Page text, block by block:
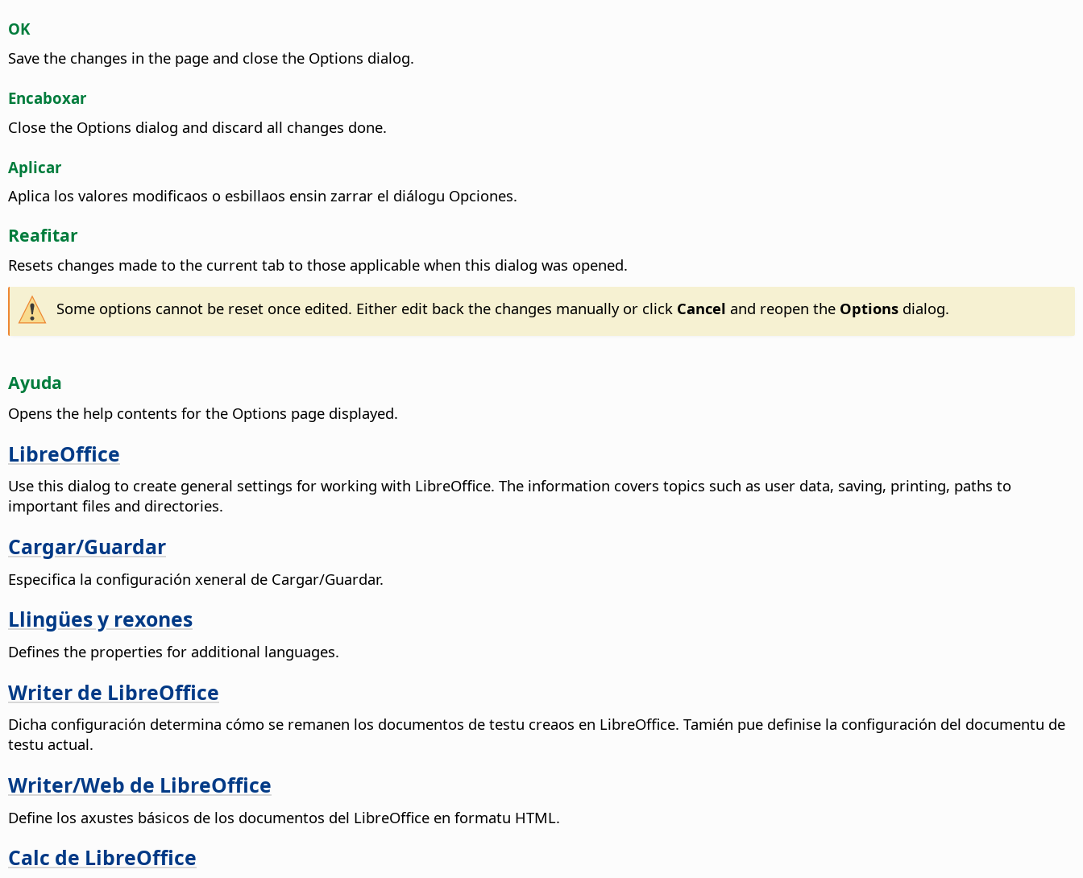
OK
Save the changes in the page and close the Options dialog.
Encaboxar
Close the Options dialog and discard all changes done.
Aplicar
Aplica los valores modificaos o esbillaos ensin zarrar el diálogu Opciones.
Reafitar
Resets changes made to the current tab to those applicable when this dialog was opened.
Some options cannot be reset once edited. Either edit back the changes manually or click Cancel and reopen the Optionsdialog.
Ayuda
Opens the help contents for the Options page displayed.
LibreOffice
Use this dialog to create general settings for working with LibreOffice. The information covers topics such as user data, saving, printing, paths to
important files and directories.
Cargar/Guardar
Especifica la configuración xeneral de Cargar/Guardar.
Llingües y rexones
Defines the properties for additional languages.
Writer de LibreOffice
Dicha configuración determina cómo se remanen los documentos de testu creaos en LibreOffice. Tamién pue definise la configuración del documentu de
testu actual.
Writer/Web de LibreOffice
Define los axustes básicos de los documentos del LibreOffice en formatu HTML.
Calc de LibreOffice